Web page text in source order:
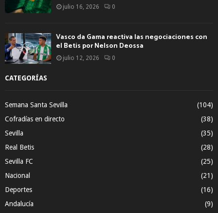
julio 16, 2026 0
Vasco da Gama reactiva las negociaciones con
el Betis por Nelson Deossa
julio 12, 2026 0
CATEGORÍAS
Semana Santa Sevilla
(104)
Cofradías en directo
(38)
Sevilla
(35)
Real Betis
(28)
Sevilla FC
(25)
Nacional
(21)
Deportes
(16)
Andalucía
(9)